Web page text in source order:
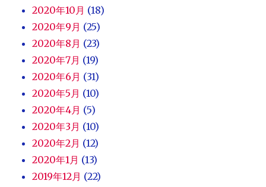
2020年10月 (18)
2020年9月 (25)
2020年8月 (23)
2020年7月 (19)
2020年6月 (31)
2020年5月 (10)
2020年4月 (5)
2020年3月 (10)
2020年2月 (12)
2020年1月 (13)
2019年12月 (22)